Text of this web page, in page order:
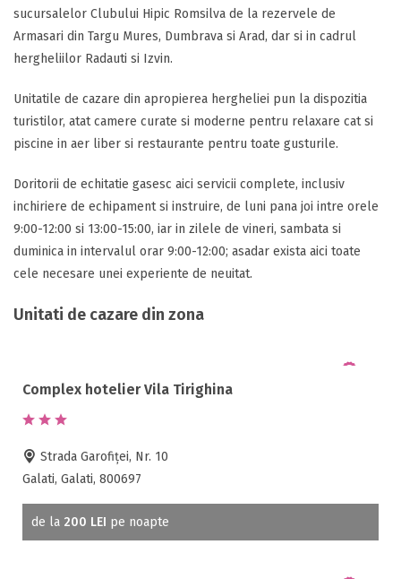
sucursalelor Clubului Hipic Romsilva de la rezervele de
Armasari din Targu Mures, Dumbrava si Arad, dar si in cadrul
hergheliilor Radauti si Izvin.
Unitatile de cazare din apropierea hergheliei pun la dispozitia
turistilor, atat camere curate si moderne pentru relaxare cat si
piscine in aer liber si restaurante pentru toate gusturile.
Doritorii de echitatie gasesc aici servicii complete, inclusiv
inchiriere de echipament si instruire, de luni pana joi intre orele
9:00-12:00 si 13:00-15:00, iar in zilele de vineri, sambata si
duminica in intervalul orar 9:00-12:00; asadar exista aici toate
cele necesare unei experiente de neuitat.
Unitati de cazare din zona
Complex hotelier Vila Tirighina
Strada Garofiţei, Nr. 10
Galati, Galati, 800697
de la 200 LEI pe noapte